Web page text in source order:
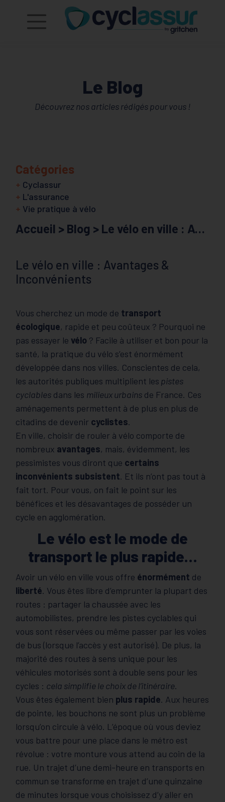
Le Blog
Découvrez nos articles rédigés pour vous !
Accueil > Blog > Le vélo en ville : Avantages & Inconvénients
Le vélo en ville : Avantages &
Inconvénients
Vous cherchez un mode de transport
écologique, rapide et peu coûteux ? Pourquoi ne
pas essayer le vélo ? Facile à utiliser et bon pour la
santé, la pratique du vélo s’est énormément
développée dans nos villes. Conscientes de cela,
les autorités publiques multiplient les pistes
cyclablesdans les milieux urbainsde France. Ces
aménagements permettent à de plus en plus de
citadins de devenir cyclistes.
En ville, choisir de rouler à vélo comporte de
nombreux avantages, mais, évidemment, les
pessimistes vous diront que certains
inconvénients subsistent. Et ils n’ont pas tout à
fait tort. Pour vous, on fait le point sur les
bénéfices et les désavantages de posséder un
cycle en agglomération.
Le vélo est le mode de
transport le plus rapide…
Avoir un vélo en ville vous offre énormément de
liberté. Vous êtes libre d’emprunter la plupart des
routes : partager la chaussée avec les
automobilistes, prendre les pistes cyclables qui
vous sont réservées ou même passer par les voies
de bus (lorsque l’accès y est autorisé). De plus, la
majorité des routes à sens unique pour les
véhicules motorisés sont à double sens pour les
cycles : cela simplifie le choix de l’itinéraire.
Vous êtes également bien plus rapide. Aux heures
de pointe, les bouchons ne sont plus un problème
lorsqu’on circule à vélo. L’époque où vous deviez
vous battre pour une place dans le métro est
révolue : votre monture vous attend au coin de la
rue. Un trajet d’une demi-heure en transports en
commun se transforme en trajet d’une quinzaine
de minutes lorsque vous choisissez d’y aller en
Catégories
+ Cyclassur
+ L'assurance
+ Vie pratique à vélo